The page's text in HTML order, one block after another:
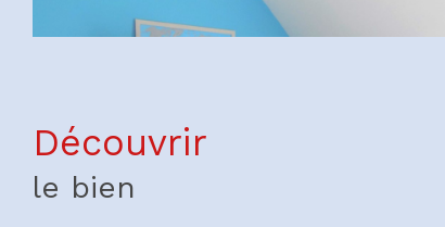
découvrir
le bien